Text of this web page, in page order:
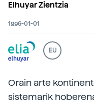
Elhuyar Zientzia
1996-01-01
EU
Orain arte
sistemarik